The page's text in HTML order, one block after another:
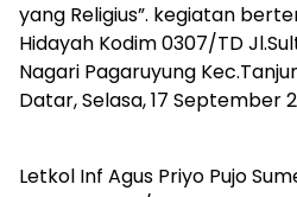
yang Religius”. kegiatan
Hidayah Kodim 0307/TD
Nagari Pagaruyung
Datar, Selasa, 17 September
Letkol Inf Agus Priyo Pujo